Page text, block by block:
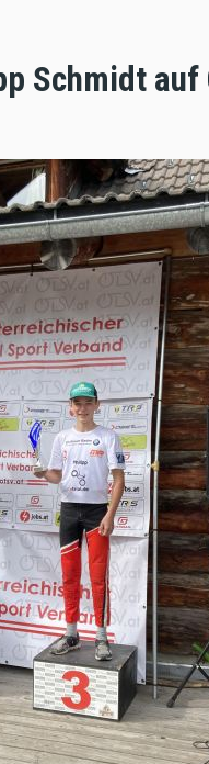
Schmidt auf